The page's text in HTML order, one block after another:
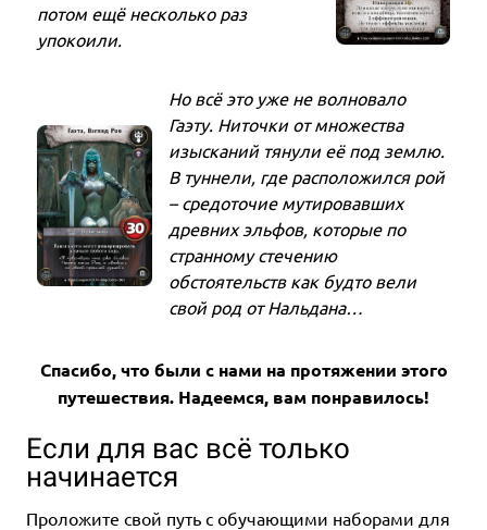
потом ещё несколько раз
упокоили.
Но всё это уже не волновало
Гаэту. Ниточки от множества
изысканий тянули её под землю.
В туннели, где расположился рой
– средоточие мутировавших
древних эльфов, которые по
странному стечению
обстоятельств как будто вели
свой род от Нальдана…
Спасибо, что были с нами на протяжении этого
путешествия. Надеемся, вам понравилось!
Если для вас всё только
начинается
Проложите свой путь с обучающими наборами для